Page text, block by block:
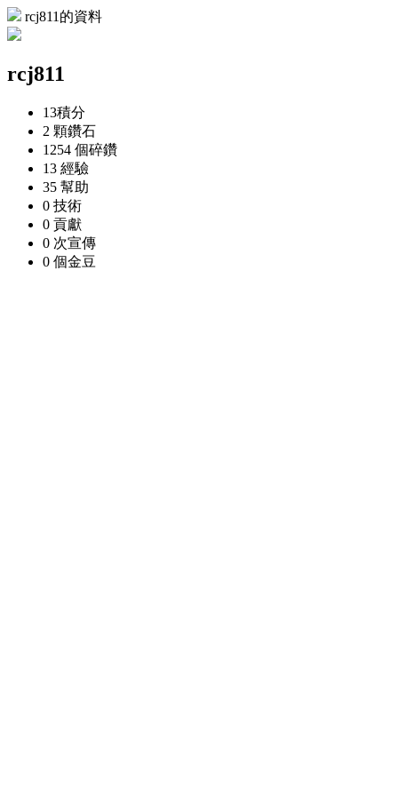
rcj811的資料
rcj811
13積分
2 顆鑽石
1254 個碎鑽
13 經驗
35 幫助
0 技術
0 貢獻
0 次宣傳
0 個金豆